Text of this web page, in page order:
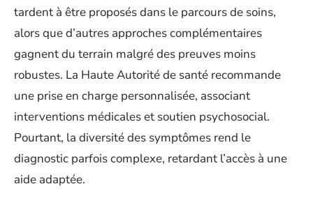
tardent à être proposés dans le parcours de soins,
alors que d’autres approches complémentaires
gagnent du terrain malgré des preuves moins
robustes. La Haute Autorité de santé recommande
une prise en charge personnalisée, associant
interventions médicales et soutien psychosocial.
Pourtant, la diversité des symptômes rend le
diagnostic parfois complexe, retardant l’accès à une
aide adaptée.